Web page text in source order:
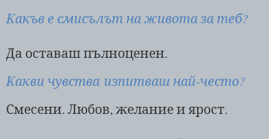
Какъв е смисълът на живота за теб?
Да оставаш пълноценен.
Какви чувства изпитваш най-често?
Смесени. Любов, желание и ярост.